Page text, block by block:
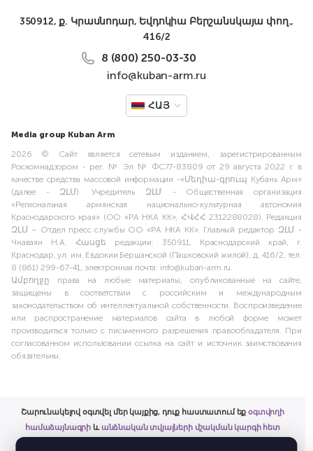
350912, ք. Կրասնոդար, Եվդոկիա Բերշանսկայա փող.,
416/2
8 (800) 250-03-30
info@kuban-arm.ru
ՀԱՅ
Media group Kuban Arm
2026 © Сайт является сетевым изданием, зарегистрированным
Роскомнадзором - рег. № Эл № ФС77-83809 от 29 августа 2022 г. в
качестве средства массовой информации -«Մեդիա-գրուպ Кубань Арм»
(далее - ԶԼՄ). Учредитель ԶԼՄ - Общественная организация
«Региональная армянская национально-культурная автономия
Краснодарского края» (ОО «РА НКА КК», ՀՎՀՀ 2312288028). Редакция
ԶԼՄ – Отдел пресс службы ОО «РА НКА КК». Главный редактор ԶԼՄ -
Чнаваян Н.А. Հասցե редакции: 350911, Краснодарский край, г.
Краснодар, ул. им. Евдокии Бершанской (Пашковский жилой), д. 416/2, тел.
8 (861) 299-67-41, электронная почта: info@kuban-arm.ru.
Ամբողջը права на любые материалы, опубликованные на сайте,
защищены в соответствии с российским и международным
законодательством об интеллектуальной собственности. Воспроизведение
или распространение материалов сайта в любой форме может
производиться только с письменного разрешения правообладателя. При
согласованном использовании ссылка на сайт и источник заимствования
обязательны.
Շարունակելով օգտվել մեր կայքից, դուք հաստատում եքօգտվողի
համաձայնագրի և անձնական տվյալների մշակման կարգի հետ